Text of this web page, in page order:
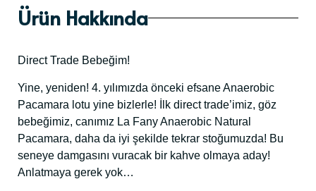
Ürün Hakkında
Direct Trade Bebeğim!
Yine, yeniden! 4. yılımızda önceki efsane Anaerobic
Pacamara lotu yine bizlerle! İlk direct trade’imiz, göz
bebeğimiz, canımız La Fany Anaerobic Natural
Pacamara, daha da iyi şekilde tekrar stoğumuzda! Bu
seneye damgasını vuracak bir kahve olmaya aday!
Anlatmaya gerek yok…